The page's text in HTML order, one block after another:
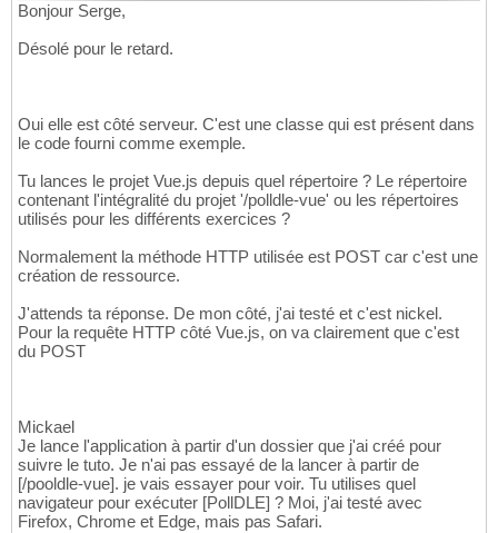
Bonjour Serge,
Désolé pour le retard.
Oui elle est côté serveur. C'est une classe qui est présent dans
le code fourni comme exemple.
Tu lances le projet Vue.js depuis quel répertoire ? Le répertoire
contenant l'intégralité du projet '/polldle-vue' ou les répertoires
utilisés pour les différents exercices ?
Normalement la méthode HTTP utilisée est POST car c'est une
création de ressource.
J'attends ta réponse. De mon côté, j'ai testé et c'est nickel.
Pour la requête HTTP côté Vue.js, on va clairement que c'est
du POST
Mickael
Je lance l'application à partir d'un dossier que j'ai créé pour
suivre le tuto. Je n'ai pas essayé de la lancer à partir de
[/pooldle-vue]. je vais essayer pour voir. Tu utilises quel
navigateur pour exécuter [PollDLE] ? Moi, j'ai testé avec
Firefox, Chrome et Edge, mais pas Safari.